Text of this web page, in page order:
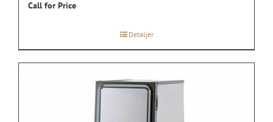
Call for Price
Detaljer